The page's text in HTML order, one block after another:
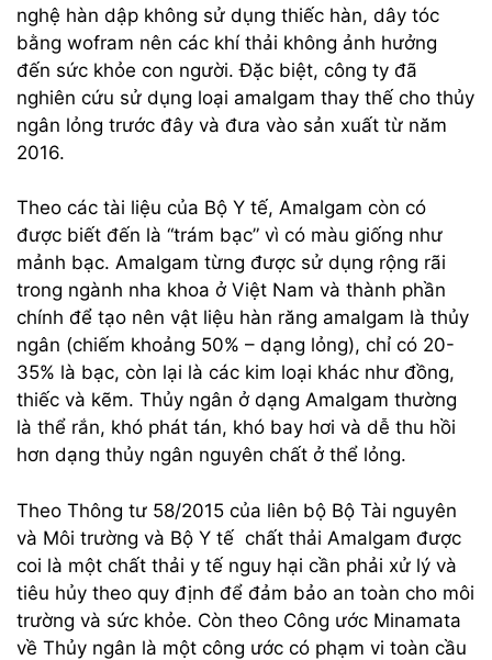
nghệ hàn dập không sử dụng thiếc hàn, dây tóc
bằng wofram nên các khí thải không ảnh hưởng
đến sức khỏe con người. Đặc biệt, công ty đã
nghiên cứu sử dụng loại amalgam thay thế cho thủy
ngân lỏng trước đây và đưa vào sản xuất từ năm
2016.
Theo các tài liệu của Bộ Y tế, Amalgam còn có
được biết đến là “trám bạc” vì có màu giống như
mảnh bạc. Amalgam từng được sử dụng rộng rãi
trong ngành nha khoa ở Việt Nam và thành phần
chính để tạo nên vật liệu hàn răng amalgam là thủy
ngân (chiếm khoảng 50% – dạng lỏng), chỉ có 20-
35% là bạc, còn lại là các kim loại khác như đồng,
thiếc và kẽm. Thủy ngân ở dạng Amalgam thường
là thể rắn, khó phát tán, khó bay hơi và dễ thu hồi
hơn dạng thủy ngân nguyên chất ở thể lỏng.
Theo Thông tư 58/2015 của liên bộ Bộ Tài nguyên
và Môi trường và Bộ Y tế chất thải Amalgam được
coi là một chất thải y tế nguy hại cần phải xử lý và
tiêu hủy theo quy định để đảm bảo an toàn cho môi
trường và sức khỏe. Còn theo Công ước Minamata
về Thủy ngân là một công ước có phạm vi toàn cầu